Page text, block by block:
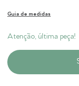
Guia de medidas
Atenção, última peça!